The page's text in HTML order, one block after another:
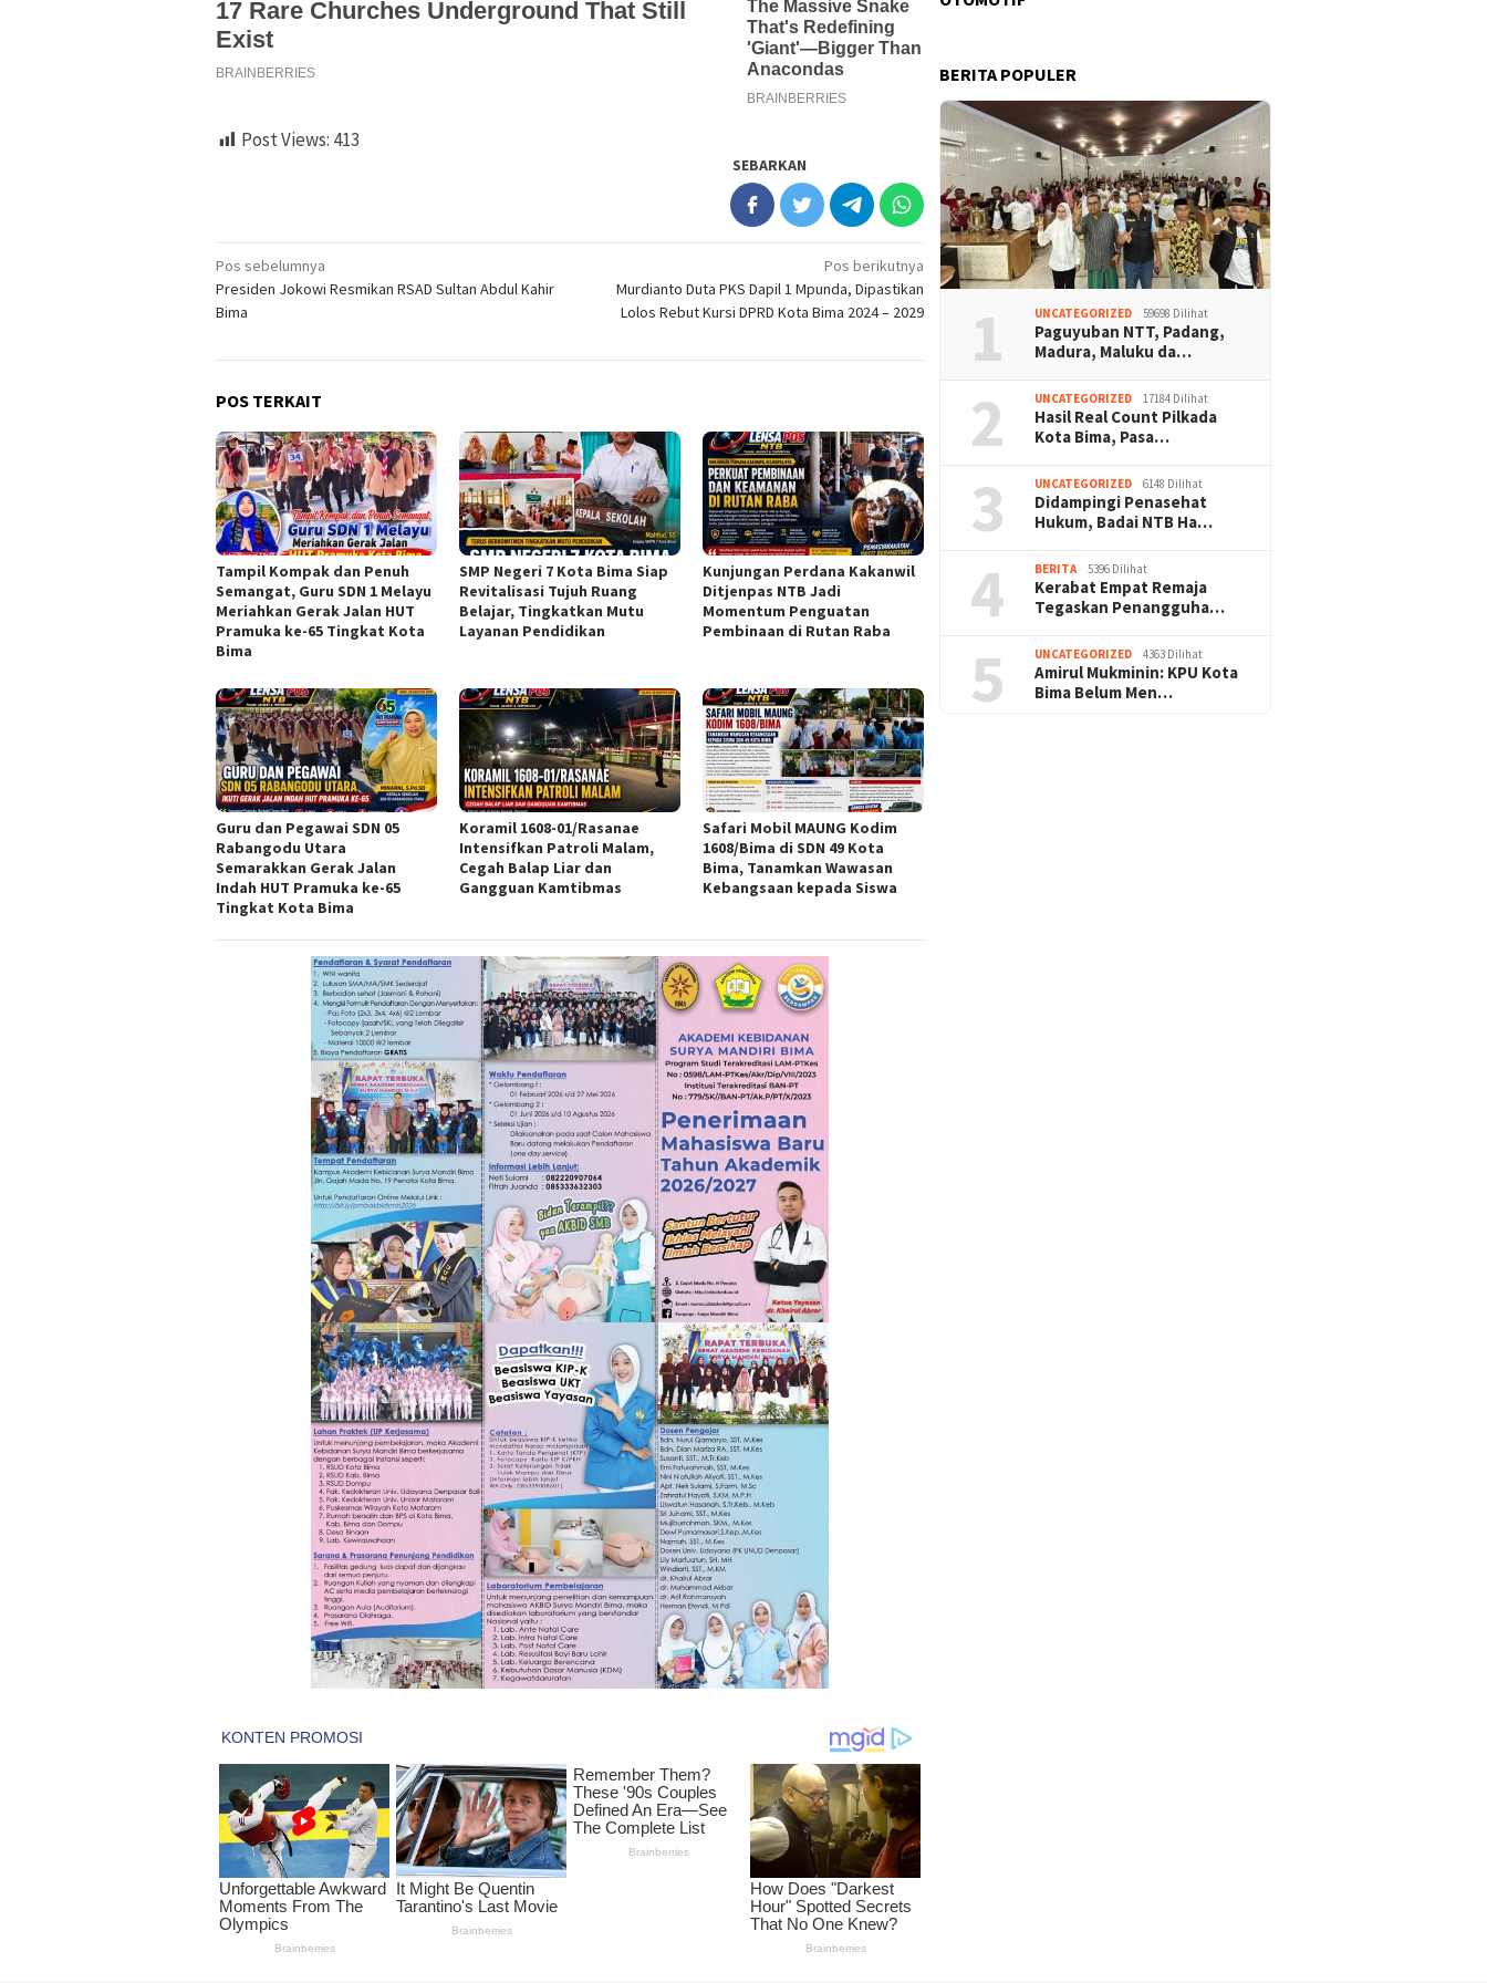
Post Views: 413
SEBARKAN
Navigasi
pos
Pos sebelumnya
Presiden Jokowi Resmikan RSAD Sultan Abdul Kahir
Bima
Pos berikutnya
Murdianto Duta PKS Dapil 1 Mpunda, Dipastikan
Lolos Rebut Kursi DPRD Kota Bima 2024 – 2029
POS TERKAIT
Tampil Kompak dan Penuh
Semangat, Guru SDN 1 Melayu
Meriahkan Gerak Jalan HUT
Pramuka ke-65 Tingkat Kota
Bima
SMP Negeri 7 Kota Bima Siap
Revitalisasi Tujuh Ruang
Belajar, Tingkatkan Mutu
Layanan Pendidikan
Kunjungan Perdana Kakanwil
Ditjenpas NTB Jadi
Momentum Penguatan
Pembinaan di Rutan Raba
Guru dan Pegawai SDN 05
Rabangodu Utara
Semarakkan Gerak Jalan
Indah HUT Pramuka ke-65
Tingkat Kota Bima
Koramil 1608-01/Rasanae
Intensifkan Patroli Malam,
Cegah Balap Liar dan
Gangguan Kamtibmas
Safari Mobil MAUNG Kodim
1608/Bima di SDN 49 Kota
Bima, Tanamkan Wawasan
Kebangsaan kepada Siswa
BERITA POPULER
1 UNCATEGORIZED 59698 Dilihat
Paguyuban NTT, Padang,
Madura, Maluku da…
2 UNCATEGORIZED 17184 Dilihat
Hasil Real Count Pilkada
Kota Bima, Pasa…
3 UNCATEGORIZED 6148 Dilihat
Didampingi Penasehat
Hukum, Badai NTB Ha…
4 BERITA 5396 Dilihat
Kerabat Empat Remaja
Tegaskan Penangguha…
5 UNCATEGORIZED 4363 Dilihat
Amirul Mukminin: KPU Kota
Bima Belum Men…